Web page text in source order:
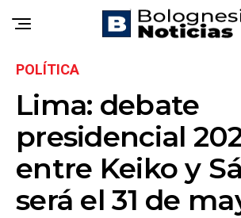
POLÍTICA
Lima: debate
presidencial
entre Keiko y
será el 31 de